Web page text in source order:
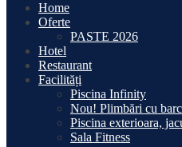
Home
Oferte
PASTE 2026
Hotel
Restaurant
Facilități
Piscina Infinity
Nou! Plimbări cu
Piscina exterioara,
Sala Fitness